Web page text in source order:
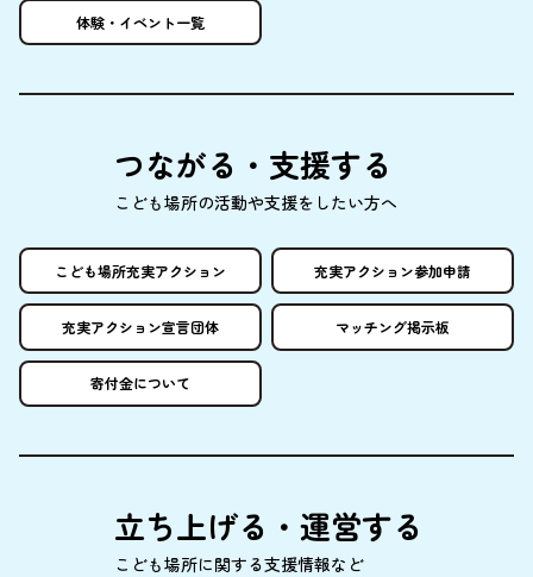
体験 ・イベント一覧
つながる・ 支援する
こども場所の活動や支援をしたい方へ
こども場所充実アクション 充実アクション参加申請
充実アクション宣言団体 マッチング掲示板
寄付金について
立ち上げる・ 運営する
こども場所に関する支援情報など